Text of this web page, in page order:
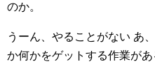
のか。
うーん、やることがない あ
か何かをゲットする作業が